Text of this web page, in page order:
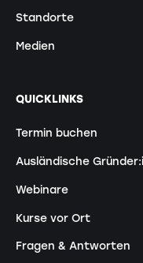
Standorte
Medien
QUICKLINKS
Termin buchen
Ausländische
Webinare
Kurse vor Ort
Fragen & Antworten